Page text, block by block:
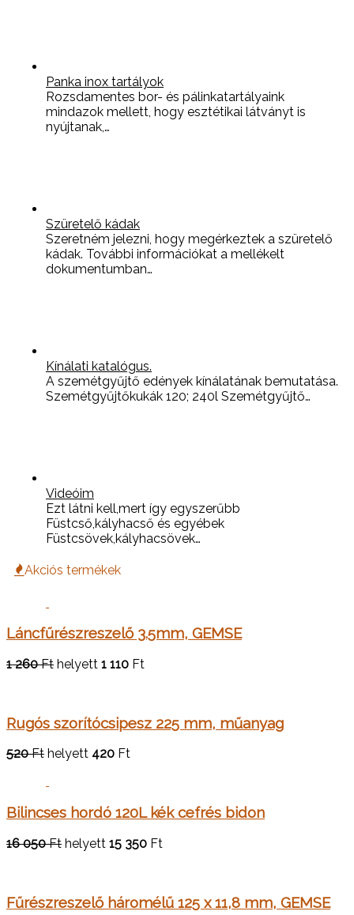
Panka inox tartályok
Rozsdamentes bor- és pálinkatartályaink
mindazok mellett, hogy esztétikai látványt is
nyújtanak,…
Szüretelő kádak
Szeretném jelezni, hogy megérkeztek a szüretelő
kádak. További információkat a mellékelt
dokumentumban…
Kínálati katalógus.
A szemétgyűjtő edények kínálatának bemutatása.
Szemétgyűjtőkukák 120; 240l Szemétgyűjtő…
Videóim
Ezt látni kell,mert így egyszerűbb
Füstcső,kályhacső és egyébek
Füstcsövek,kályhacsövek…
Akciós termékek
Láncfűrészreszelő 3.5mm, GEMSE
1 260 Ft helyett 1 110 Ft
Rugós szorítócsipesz 225 mm, műanyag
520 Ft helyett 420 Ft
Bilincses hordó 120L kék cefrés bidon
16 050 Ft helyett 15 350 Ft
Fűrészreszelő háromélű 125 x 11,8 mm, GEMSE